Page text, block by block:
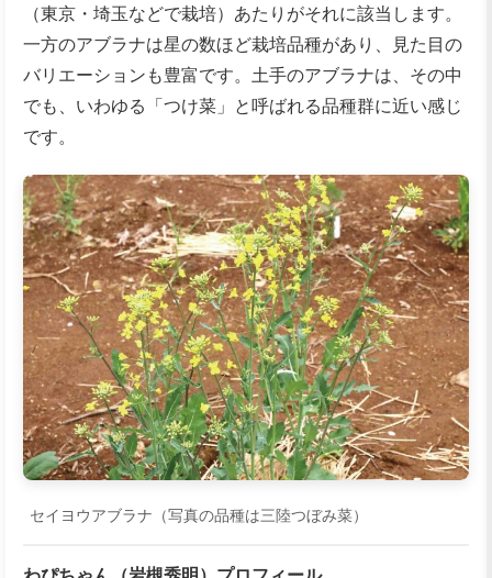
（東京・埼玉などで栽培）あたりがそれに該当します。
一方のアブラナは星の数ほど栽培品種があり、見た目の
バリエーションも豊富です。土手のアブラナは、その中
でも、いわゆる「つけ菜」と呼ばれる品種群に近い感じ
です。
セイヨウアブラナ（写真の品種は三陸つぼみ菜）